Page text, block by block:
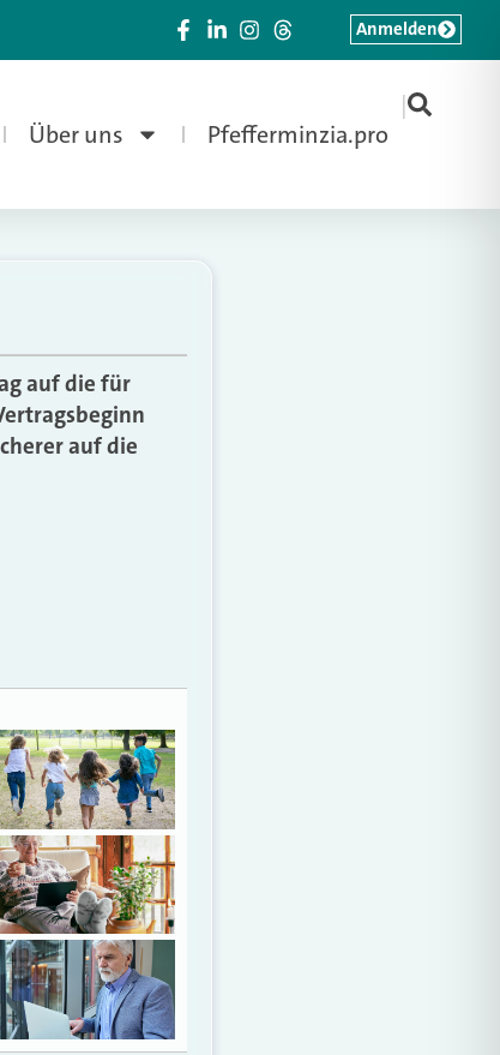
Über uns Pfefferminzia.pro
|
Anmelden
auf die für
auf die